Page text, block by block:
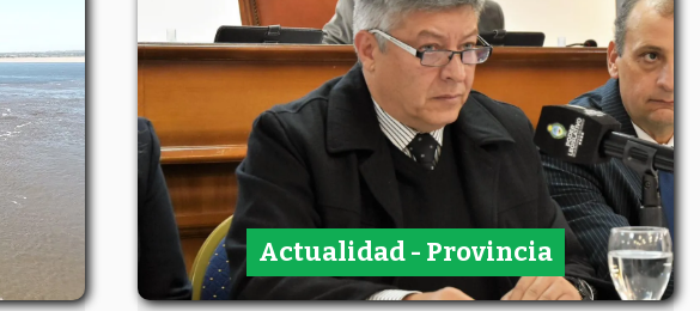
Actualidad - Provincia